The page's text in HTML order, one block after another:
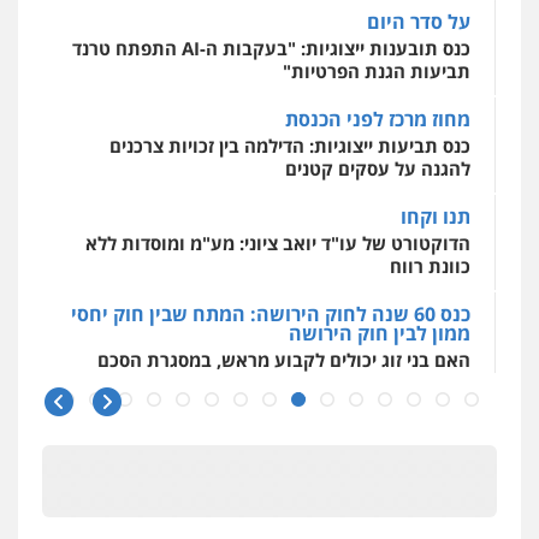
אסירים עבירות מין שירותים מקצועיים
לעורכי דין
על סדר היום
כנס תובענות ייצוגיות: "בעקבות ה-AI התפתח טרנד
תביעות הגנת הפרטיות"
מחוז מרכז לפני הכנסת
כנס תביעות ייצוגיות: הדילמה בין זכויות צרכנים
להגנה על עסקים קטנים
תנו וקחו
הדוקטורט של עו"ד יואב ציוני: מע"מ ומוסדות ללא
כוונת רווח
כנס 60 שנה לחוק הירושה: המתח שבין חוק יחסי
ממון לבין חוק הירושה
האם בני זוג יכולים לקבוע מראש, במסגרת הסכם